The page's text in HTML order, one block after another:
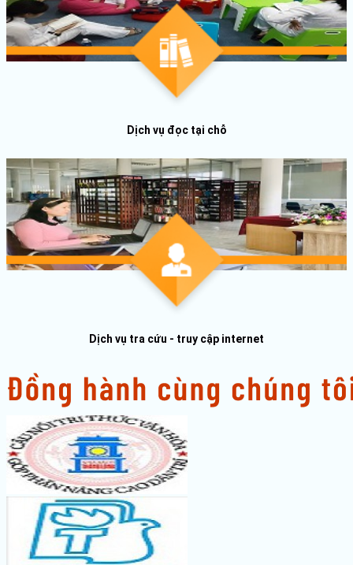
Dịch vụ đọc tại chỗ
Dịch vụ tra cứu - truy cập internet